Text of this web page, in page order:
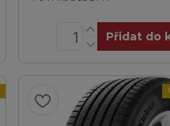
Přidat do